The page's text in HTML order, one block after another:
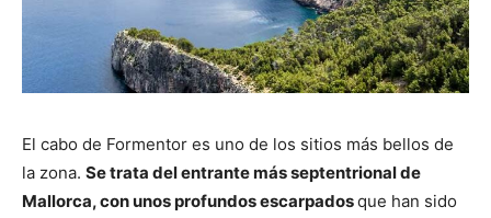
El cabo de Formentor es uno de los sitios más bellos de
la zona. Se trata del entrante más septentrional de
Mallorca, con unos profundos escarpadosque han sido